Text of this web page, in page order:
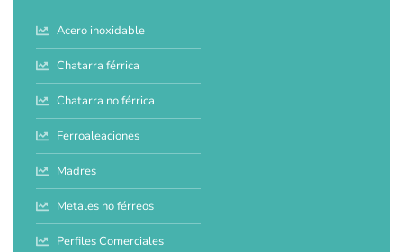
Acero inoxidable
Chatarra férrica
Chatarra no férrica
Ferroaleaciones
Madres
Metales no férreos
Perfiles Comerciales